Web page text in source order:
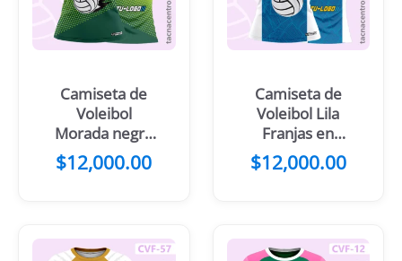
Camiseta de
Voleibol
Morada negro
Pelota en
llamas
$12,000.00
Camiseta de
Voleibol Lila
Franjas en
costados y
pelota
$12,000.00